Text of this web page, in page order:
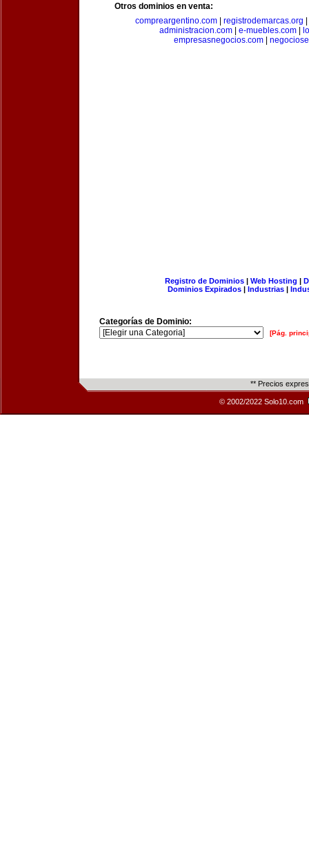
Otros dominios en venta:
compreargentino.com
registrodemarcas.org
administracion.com
e-muebles.com
empresasnegocios.com|
Registro de Dominios| Web Hosting |
Dominios Expirados | Industrias |
Categorías de Dominio:
[Pág.
** Precios
© 2002/2022 Solo10.com